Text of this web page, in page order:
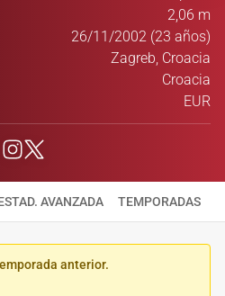
2,06 m
26/11/2002 (23 años)
Zagreb, Croacia
Croacia
EUR
AVANZADA TEMPORADAS
anterior.